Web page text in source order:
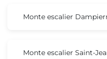
Monte escalier
Monte escalier Saint-